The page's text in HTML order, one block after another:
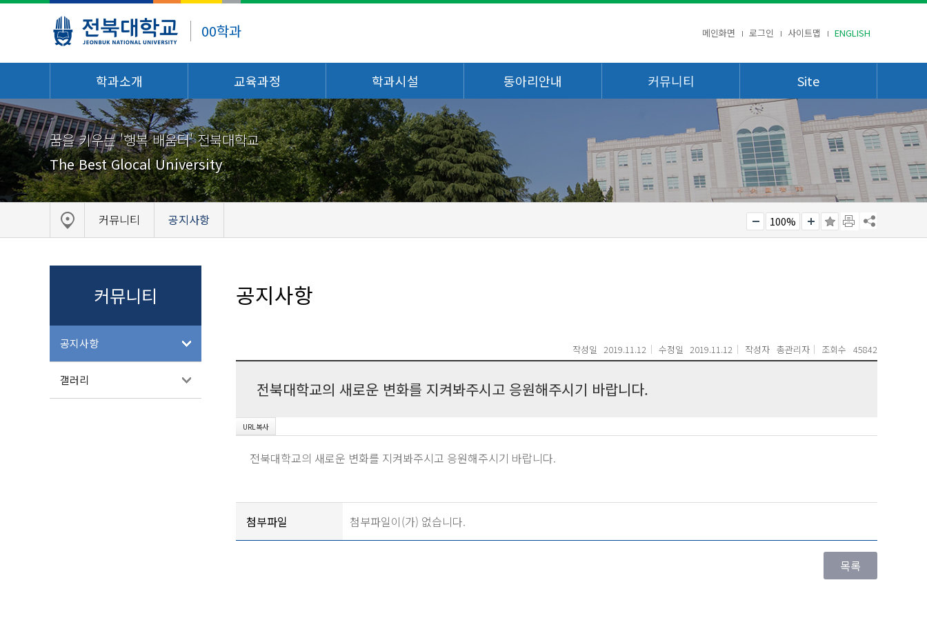
00학과 메인화면 로그인 사이트맵 ENGLISH
학과소개 교육과정 학과시설 동아리안내 커뮤니티 Site
꿈을 키우는 '행복 배움터' 전북대학교
The Best Glocal University
커뮤니티 공지사항 100%
커뮤니티
공지사항
갤러리
공지사항
작성일 2019.11.12 수정일 2019.11.12 작성자 총관리자 조회수 45842
전북대학교의 새로운 변화를 지켜봐주시고 응원해주시기 바랍니다.
전북대학교의 새로운 변화를 지켜봐주시고 응원해주시기 바랍니다.
첨부파일 첨부파일이(가) 없습니다.